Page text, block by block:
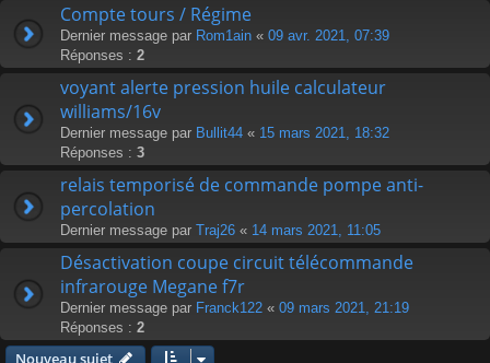
Compte tours / Régime
Dernier message par Rom1ain « 09 avr. 2021, 07:39
Réponses : 2
voyant alerte pression huile calculateur
williams/16v
Dernier message par Bullit44 « 15 mars 2021, 18:32
Réponses : 3
relais temporisé de commande pompe anti-
percolation
Dernier message par Traj26 « 14 mars 2021, 11:05
Désactivation coupe circuit télécommande
infrarouge Megane f7r
Dernier message par Franck122 « 09 mars 2021, 21:19
Réponses : 2
Nouveau sujet